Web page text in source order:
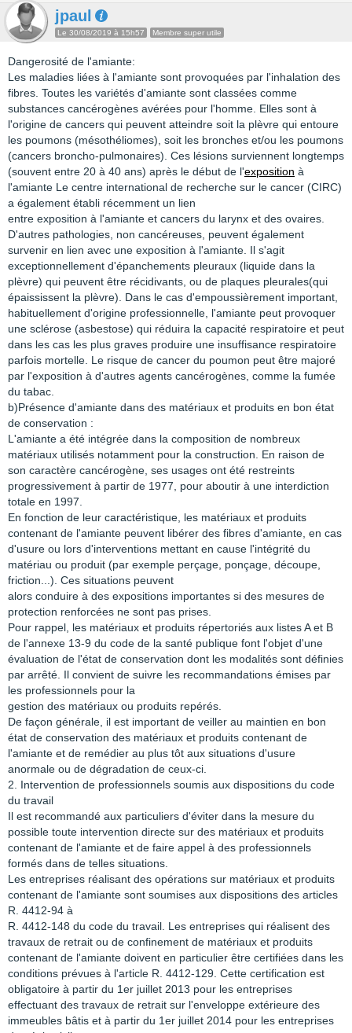
jpaul
Le 30/08/2019 à 15h57 Membre super utile
Dangerosité de l'amiante:
Les maladies liées à l'amiante sont provoquées par l'inhalation des
fibres. Toutes les variétés d'amiante sont classées comme
substances cancérogènes avérées pour l'homme. Elles sont à
l'origine de cancers qui peuvent atteindre soit la plèvre qui entoure
les poumons (mésothéliomes), soit les bronches et/ou les poumons
(cancers broncho-pulmonaires). Ces lésions surviennent longtemps
(souvent entre 20 à 40 ans) après le début de l'exposition à
l'amiante Le centre international de recherche sur le cancer (CIRC)
a également établi récemment un lien
entre exposition à l'amiante et cancers du larynx et des ovaires.
D'autres pathologies, non cancéreuses, peuvent également
survenir en lien avec une exposition à l'amiante. Il s'agit
exceptionnellement d'épanchements pleuraux (liquide dans la
plèvre) qui peuvent être récidivants, ou de plaques pleurales(qui
épaississent la plèvre). Dans le cas d'empoussièrement important,
habituellement d'origine professionnelle, l'amiante peut provoquer
une sclérose (asbestose) qui réduira la capacité respiratoire et peut
dans les cas les plus graves produire une insuffisance respiratoire
parfois mortelle. Le risque de cancer du poumon peut être majoré
par l'exposition à d'autres agents cancérogènes, comme la fumée
du tabac.
b)Présence d'amiante dans des matériaux et produits en bon état
de conservation :
L'amiante a été intégrée dans la composition de nombreux
matériaux utilisés notamment pour la construction. En raison de
son caractère cancérogène, ses usages ont été restreints
progressivement à partir de 1977, pour aboutir à une interdiction
totale en 1997.
En fonction de leur caractéristique, les matériaux et produits
contenant de l'amiante peuvent libérer des fibres d'amiante, en cas
d'usure ou lors d'interventions mettant en cause l'intégrité du
matériau ou produit (par exemple perçage, ponçage, découpe,
friction...). Ces situations peuvent
alors conduire à des expositions importantes si des mesures de
protection renforcées ne sont pas prises.
Pour rappel, les matériaux et produits répertoriés aux listes A et B
de l'annexe 13-9 du code de la santé publique font l'objet d'une
évaluation de l'état de conservation dont les modalités sont définies
par arrêté. Il convient de suivre les recommandations émises par
les professionnels pour la
gestion des matériaux ou produits repérés.
De façon générale, il est important de veiller au maintien en bon
état de conservation des matériaux et produits contenant de
l'amiante et de remédier au plus tôt aux situations d'usure
anormale ou de dégradation de ceux-ci.
2. Intervention de professionnels soumis aux dispositions du code
du travail
Il est recommandé aux particuliers d'éviter dans la mesure du
possible toute intervention directe sur des matériaux et produits
contenant de l'amiante et de faire appel à des professionnels
formés dans de telles situations.
Les entreprises réalisant des opérations sur matériaux et produits
contenant de l'amiante sont soumises aux dispositions des articles
R. 4412-94 à
R. 4412-148 du code du travail. Les entreprises qui réalisent des
travaux de retrait ou de confinement de matériaux et produits
contenant de l'amiante doivent en particulier être certifiées dans les
conditions prévues à l'article R. 4412-129. Cette certification est
obligatoire à partir du 1er juillet 2013 pour les entreprises
effectuant des travaux de retrait sur l'enveloppe extérieure des
immeubles bâtis et à partir du 1er juillet 2014 pour les entreprises